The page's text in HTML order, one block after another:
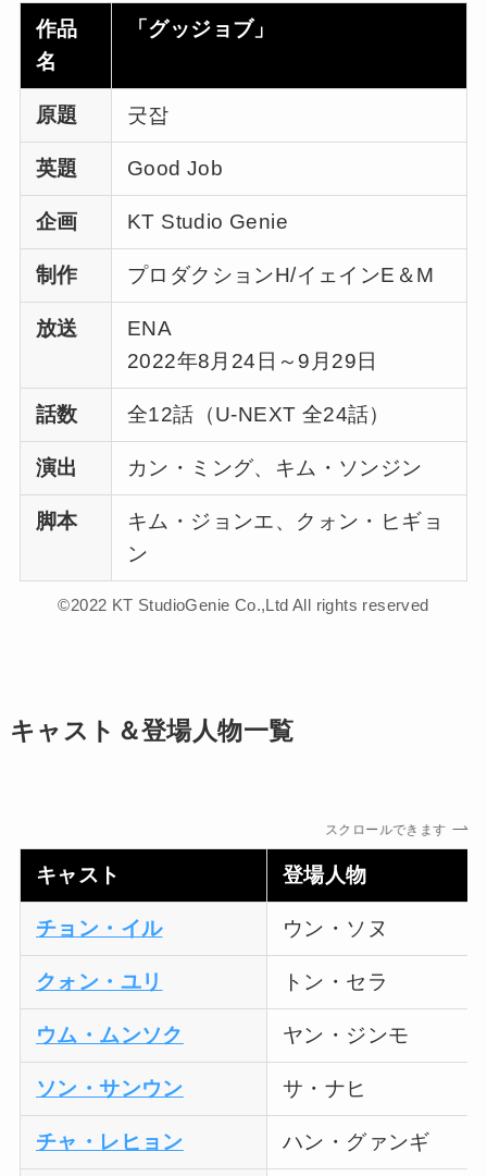
作品
名
「グッジョブ」
原題 굿잡
英題 Good Job
企画 KT Studio Genie
制作 プロダクションH/イェインE＆M
放送
ENA
2022年8月24日～9月29日
話数 全12話（U-NEXT 全24話）
演出 カン・ミング、キム・ソンジン
脚本
キム・ジョンエ、クォン・ヒギョ
ン
©2022 KT StudioGenie Co.,Ltd All rights reserved
キャスト＆登場人物一覧
スクロールできます
キャスト 登場人物
チョン・イル ウン・ソヌ
クォン・ユリ トン・セラ
ウム・ムンソク ヤン・ジンモ
ソン・サンウン サ・ナヒ
チャ・レヒョン ハン・グァンギ